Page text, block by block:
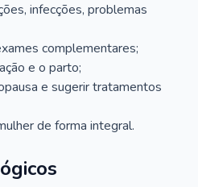
infecções, problemas
complementares;
e o parto;
e sugerir tratamentos
de forma integral.